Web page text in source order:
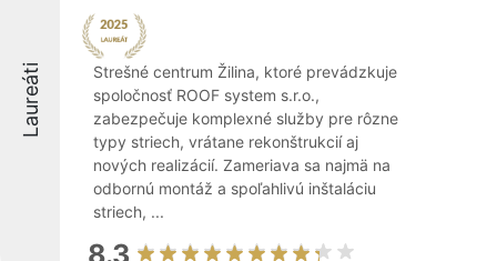
Laureáti
Strešné centrum Žilina, ktoré prevádzkuje
spoločnosť ROOF system s.r.o.,
zabezpečuje komplexné služby pre rôzne
typy striech, vrátane rekonštrukcií aj
nových realizácií. Zameriava sa najmä na
odbornú montáž a spoľahlivú inštaláciu
striech, ...
8.3